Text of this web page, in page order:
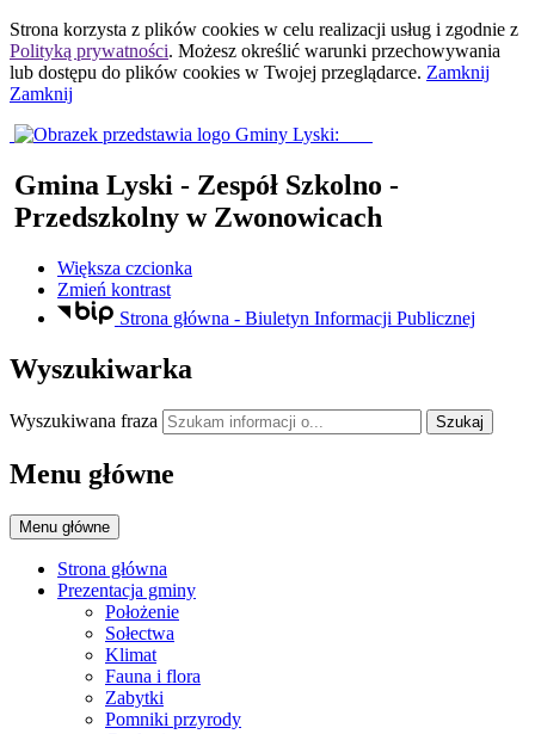
Strona korzysta z plików cookies w celu realizacji usług i zgodnie z
Polityką prywatności. Możesz określić warunki przechowywania
lub dostępu do plików cookies w Twojej przeglądarce. Zamknij
Zamknij
Gmina Lyski - Zespół Szkolno -
Przedszkolny w Zwonowicach
Większa czcionka
Zmień kontrast
Strona główna - Biuletyn Informacji Publicznej
Wyszukiwarka
Wyszukiwana fraza Szukaj
Menu główne
Menu główne
Strona główna
Prezentacja gminy
Położenie
Sołectwa
Klimat
Fauna i flora
Zabytki
Pomniki przyrody